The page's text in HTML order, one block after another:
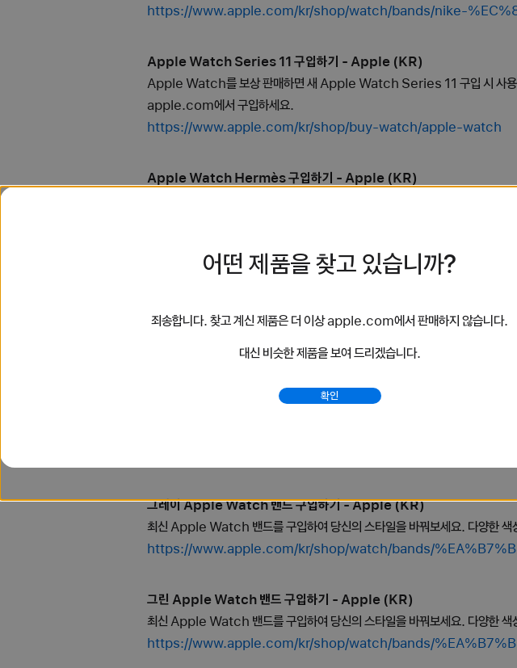
https://www.apple.com/kr/shop/watch/bands/nike-
Apple Watch Series 11 구입하기 - Apple (KR)
Apple Watch를 보상 판매하면 새 Apple Watch Series 11 구입 시 사
apple.com에서 구입하세요.
https://www.apple.com/kr/shop/buy-watch/apple-watch
Apple Watch Hermès 구입하기 - Apple (KR)
Apple Watch를 보상 판매하면 스타일리시한 새 Apple Watch
Apple Watch를 보상 판매하면 새 Apple Watch SE 3 구입 시 사용할
https://www.apple.com/kr/shop/buy-watch/apple-watch-se
최신 Apple Watch 밴드를 구입하여 당신의 스타일을 바꿔보세요. 다양한
그레이 Apple Watch 밴드 구입하기 - Apple (KR)
최신 Apple Watch 밴드를 구입하여 당신의 스타일을 바꿔보세요. 다양한
https://www.apple.com/kr/shop/watch/bands/
그린 Apple Watch 밴드 구입하기 - Apple (KR)
최신 Apple Watch 밴드를 구입하여 당신의 스타일을 바꿔보세요. 다양한
https://www.apple.com/kr/shop/watch/bands/
어떤 제품을 찾고 있습니까?
죄송합니다. 찾고 계신 제품은 더 이상 apple.com에서 판매하지 않습니다.
대신 비슷한 제품을 보여 드리겠습니다.
확인